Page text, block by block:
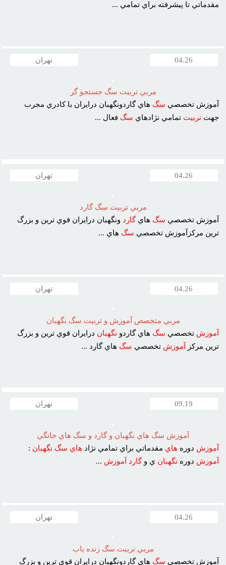
مقدماتي تا پيشرفته براي تمامي ...
04.26 تهران
مربي تربيت سگ جستجو گر
آموزش تخصصي سگ هاي گاردونگهبان درايران با کادري مجرب
جهتتربيت تمامي نژادهاي سگ فعال ...
04.26 تهران
مربي تربيت سگ گارد
آموزش تخصصي سگ هايگارد ونگهبان درايران قوي ترين و بزرگ
ترين مرکزآموزش تخصصي سگ هاي ...
04.26 تهران
مربي متخصص آموزش و تربيت سگ نگهبان
آموزش تخصصي سگ هاي گاردو نگهبان درايران قوي ترين و بزرگ
ترين مرکز آموزش تخصصي سگ هاي گارد ...
09.19 تهران
آموزش سگ هاي نگهبان و گارد و سگ هاي خانگي
آموزش دوره هاي مقدماتي براي تمامي نژاد هاي سگ نگهبان :
آموزش دوره نگهبان ي وگارد آموزش ...
04.26 تهران
مربي تربيت سگ زنده ياب
آموزش تخصصي سگ هاي گاردونگهبان درايران قوي ترين و بزرگ